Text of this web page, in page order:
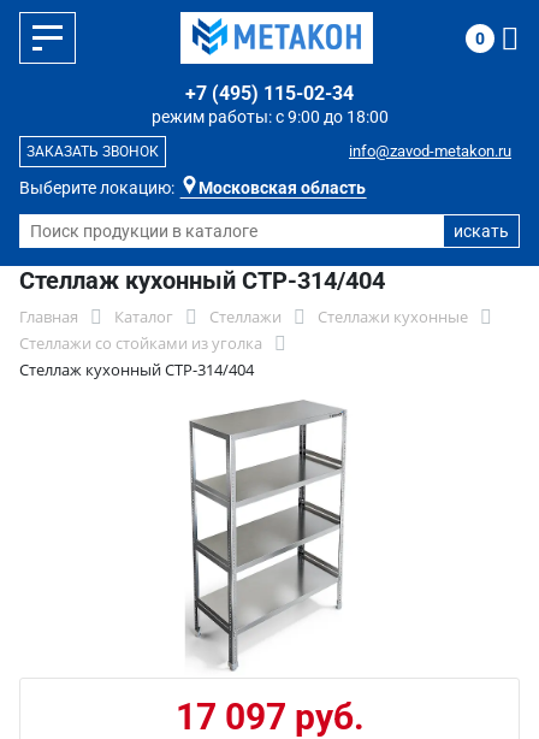
Выберите локацию: Московская область
режим работы: с 9:00 до 18:00
+7 (495) 115-02-34
info@zavod-metakon.ru
ЗАКАЗАТЬ ЗВОНОК
0
Стеллаж кухонный СТР-314/404
Главная Каталог Стеллажи
Стеллажи кухонные
Стеллажи со стойками из уголка
Стеллаж кухонный СТР-314/404
17 097 руб.